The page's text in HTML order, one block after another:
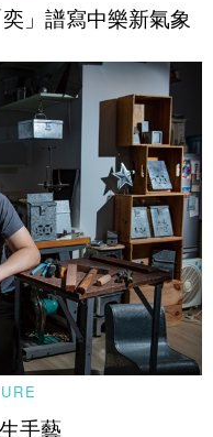
」譜寫中樂新氣象
手藝